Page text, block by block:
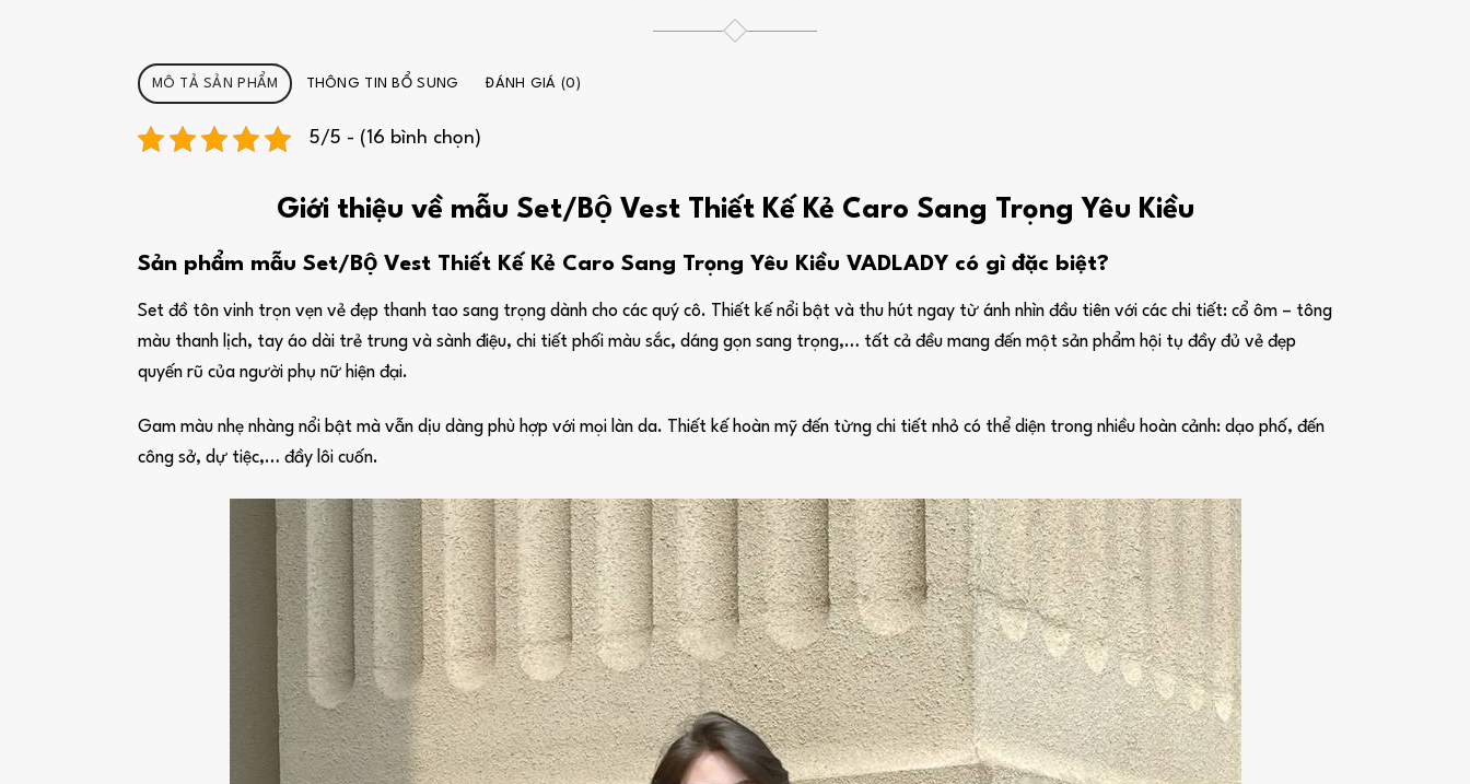
MÔ TẢ SẢN PHẨM THÔNG TIN BỔ SUNG ĐÁNH GIÁ (0)
5/5 - (16 bình chọn)
Giới thiệu về mẫu Set/Bộ Vest Thiết Kế Kẻ Caro Sang Trọng Yêu Kiều
Sản phẩm mẫu Set/Bộ Vest Thiết Kế Kẻ Caro Sang Trọng Yêu Kiều VADLADY có gì đặc biệt?
Set đồ tôn vinh trọn vẹn vẻ đẹp thanh tao sang trọng dành cho các quý cô. Thiết kế nổi bật và thu hút ngay từ ánh nhìn đầu tiên với các chi tiết: cổ ôm – tông
màu thanh lịch, tay áo dài trẻ trung và sành điệu, chi tiết phối màu sắc, dáng gọn sang trọng,… tất cả đều mang đến một sản phẩm hội tụ đầy đủ vẻ đẹp
quyến rũ của người phụ nữ hiện đại.
Gam màu nhẹ nhàng nổi bật mà vẫn dịu dàng phù hợp với mọi làn da. Thiết kế hoàn mỹ đến từng chi tiết nhỏ có thể diện trong nhiều hoàn cảnh: dạo phố, đến
công sở, dự tiệc,… đầy lôi cuốn.